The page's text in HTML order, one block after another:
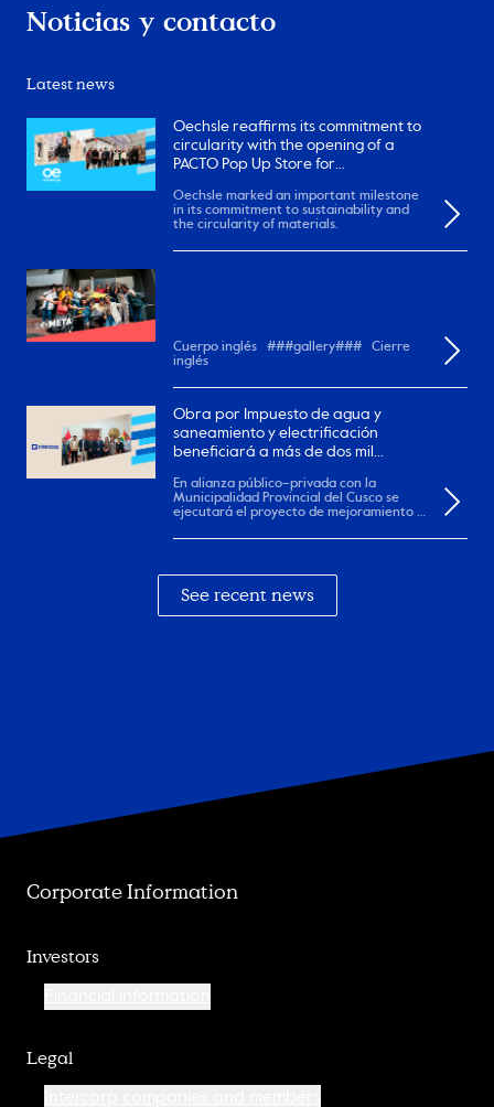
Noticias y contacto
Latest news
Oechsle reaffirms its commitment to
circularity with the opening of a
PACTO Pop Up Store for
Oechsle marked an important milestone
in its commitment to sustainability and
the circularity of materials.
Cuerpo inglés ###gallery### Cierre
inglés
Obra por Impuesto de agua y
saneamiento y electrificación
beneficiará a más de dos mil
En alianza público–privada con la
Municipalidad Provincial del Cusco se
ejecutará el proyecto de mejoramiento y
See recent news
Corporate Information
Investors
Legal